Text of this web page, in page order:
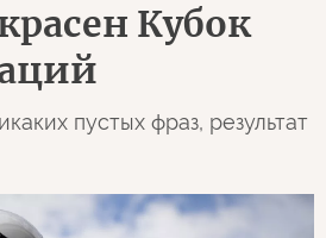
Кубок
пустых фраз, результат